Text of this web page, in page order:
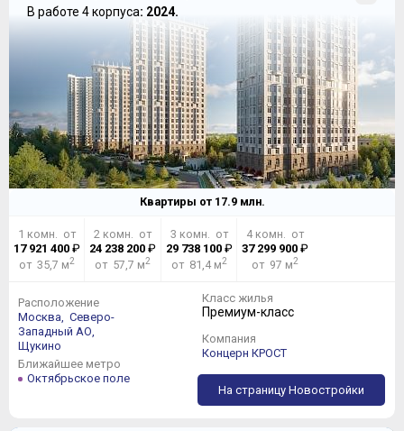
В работе 4 корпуса: 2024.
Квартиры от 17.9млн.
1 комн. от
17 921 400₽
от 35,7 м2
2 комн. от
24 238 200 ₽
от 57,7 м2
3 комн. от
29 738 100₽
от 81,4 м2
4 комн. от
37 299 900 ₽
от 97 м2
Расположение
Москва, Северо-
Западный АО,
Щукино
Ближайшее метро
Октябрьское поле
Класс жилья
Премиум-класс
Компания
Концерн КРОСТ
На страницу Новостройки